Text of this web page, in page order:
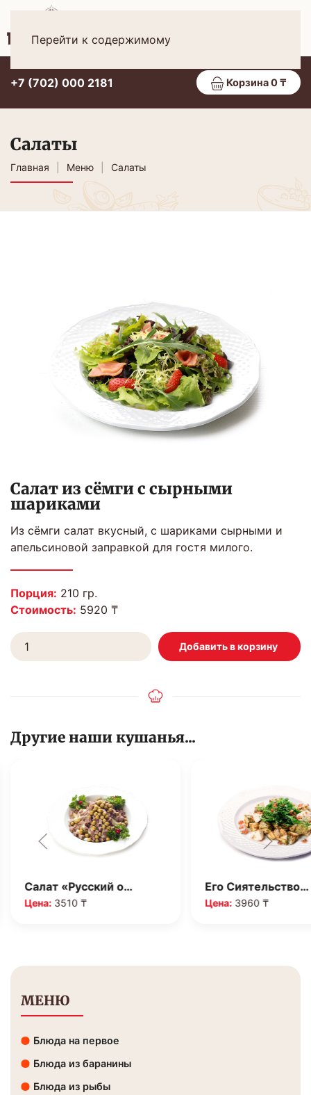
Перейти к содержимому
+7 (702) 000 2181 Корзина 0 ₸
Салаты
Главная Меню Салаты
Салат из сёмги с сырными
шариками
Из сёмги салат вкусный, с шариками сырными и
апельсиновой заправкой для гостя милого.
Порция: 210 гр.
Стоимость: 5920 ₸
Другие наши кушанья...
Салат «Русский о…
Цена: 3510 ₸
Его Сиятельство…
Цена:3960 ₸
МЕНЮ
Блюда на первое
Блюда из баранины
Блюда из рыбы